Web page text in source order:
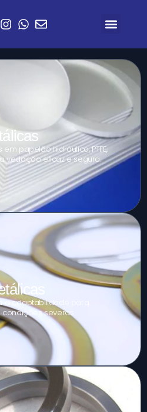
papelão hidráulico, PTFE,
vedação eficaz e segura.
adaptabilidade para
severas.